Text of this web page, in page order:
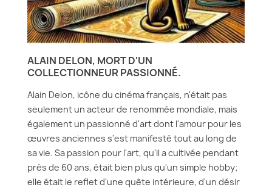
ALAIN DELON, MORT D'UN
COLLECTIONNEUR PASSIONNÉ.
Alain Delon, icône du cinéma français, n'était pas
seulement un acteur de renommée mondiale, mais
également un passionné d'art dont l'amour pour les
œuvres anciennes s'est manifesté tout au long de
sa vie. Sa passion pour l'art, qu'il a cultivée pendant
près de 60 ans, était bien plus qu'un simple hobby;
elle était le reflet d'une quête intérieure, d'un désir